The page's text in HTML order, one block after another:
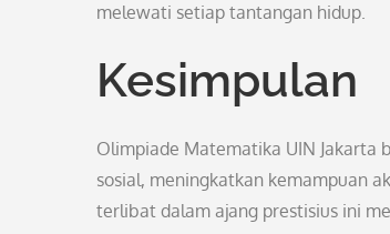
melewati setiap tantangan hidup.
Kesimpulan
Olimpiade Matematika UIN Jakarta
sosial, meningkatkan kemampuan
terlibat dalam ajang prestisius ini